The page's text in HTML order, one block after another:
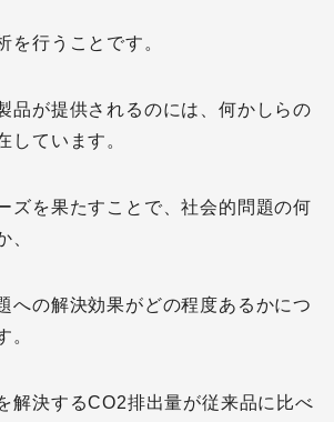
を行うことです。
品が提供されるのには、何かしらの
しています。
ズを果たすことで、社会的問題の何
、
への解決効果がどの程度あるかにつ
。
解決するCO2排出量が従来品に比べ